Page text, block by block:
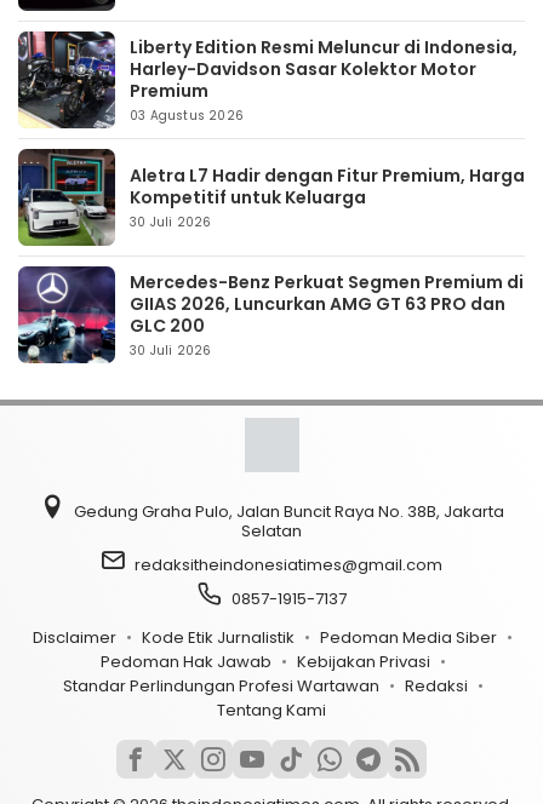
Liberty Edition Resmi Meluncur di Indonesia,
Harley-Davidson Sasar Kolektor Motor
Premium
03 Agustus 2026
Aletra L7 Hadir dengan Fitur Premium, Harga
Kompetitif untuk Keluarga
30 Juli 2026
Mercedes-Benz Perkuat Segmen Premium di
GIIAS 2026, Luncurkan AMG GT 63 PRO dan
GLC 200
30 Juli 2026
Gedung Graha Pulo, Jalan Buncit Raya No. 38B, Jakarta
Selatan
redaksitheindonesiatimes@gmail.com
0857-1915-7137
Disclaimer
Kode Etik Jurnalistik
Pedoman Media Siber
Pedoman Hak Jawab
Kebijakan Privasi
Standar Perlindungan Profesi Wartawan
Redaksi
Tentang Kami